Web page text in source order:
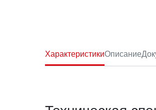
ХарактеристикиОписание